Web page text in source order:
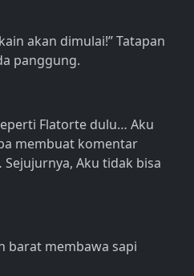
akan dimulai!” Tatapan
panggung.
Flatorte dulu… Aku
membuat komentar
Aku tidak bisa
barat membawa sapi